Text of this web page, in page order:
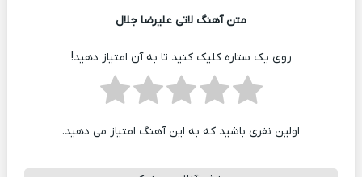
متن آهنگ لاتی علیرضا جلال
روی یک ستاره کلیک کنید تا به آن امتیاز دهید!
اولین نفری باشید که به این آهنگ امتیاز می دهید.